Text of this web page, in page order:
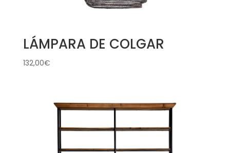
LÁMPARA DE COLGAR
132,00€